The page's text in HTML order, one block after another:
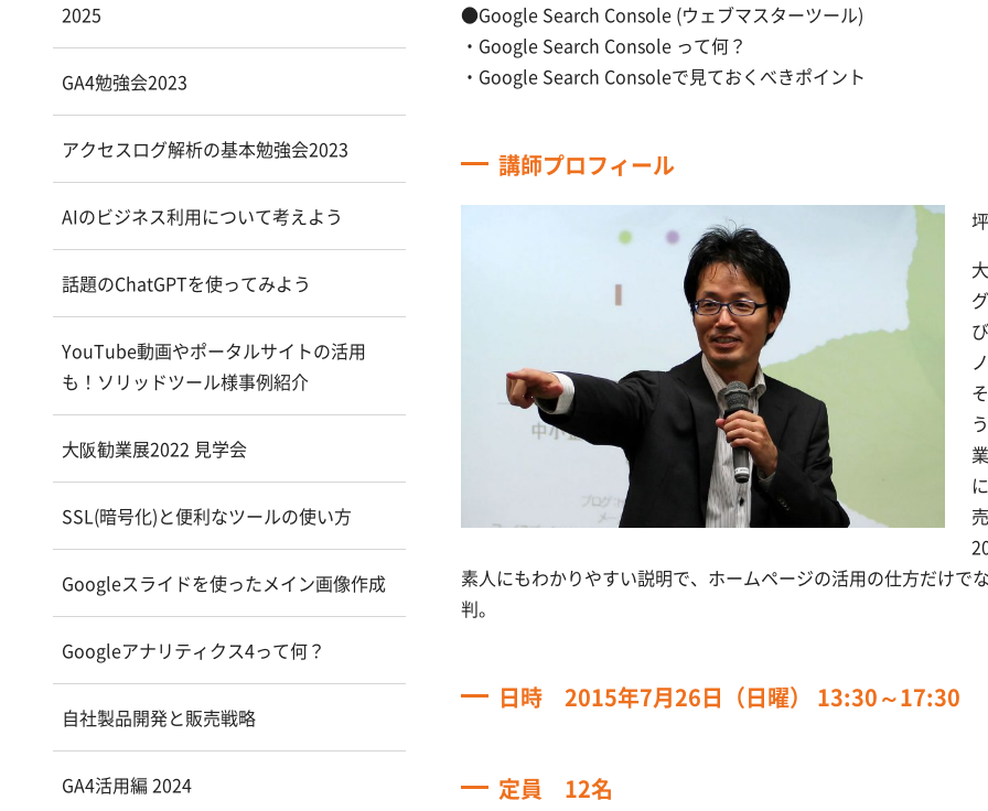
●Google Search Console (ウェブマスターツール)
・Google Search Console って何？
・Google Search Consoleで見ておくべきポイント
講師プロフィール
素人にもわかりやすい説明で、ホームページの活用の仕方だけで
判。
日時 2015年7月26日（日曜） 13:30～17:30
定員 12名
2025
GA4勉強会2023
アクセスログ解析の基本勉強会2023
AIのビジネス利用について考えよう
話題のChatGPTを使ってみよう
YouTube動画やポータルサイトの活用
も！ソリッドツール様事例紹介
大阪勧業展2022 見学会
SSL(暗号化)と便利なツールの使い方
Googleスライドを使ったメイン画像作成
Googleアナリティクス4って何？
自社製品開発と販売戦略
GA4活用編 2024